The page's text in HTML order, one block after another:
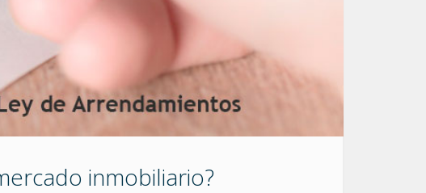
inmobiliario?